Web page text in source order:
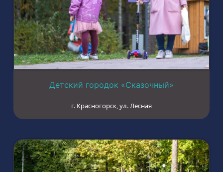
Детский городок «Сказочный»
г. Красногорск, ул. Лесная